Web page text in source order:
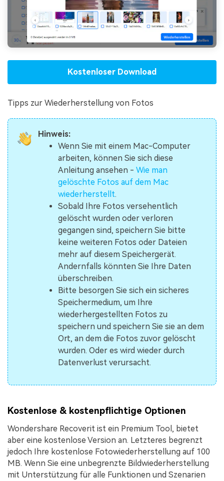
Kostenloser Download
Tipps zur Wiederherstellung von Fotos
Hinweis:
Wenn Sie mit einem Mac-Computer
arbeiten, können Sie sich diese
Anleitung ansehen - Wie man
gelöschte Fotos auf dem Mac
wiederherstellt.
Sobald Ihre Fotos versehentlich
gelöscht wurden oder verloren
gegangen sind, speichern Sie bitte
keine weiteren Fotos oder Dateien
mehr auf diesem Speichergerät.
Andernfalls könnten Sie Ihre Daten
überschreiben.
Bitte besorgen Sie sich ein sicheres
Speichermedium, um Ihre
wiederhergestellten Fotos zu
speichern und speichern Sie sie an dem
Ort, an dem die Fotos zuvor gelöscht
wurden. Oder es wird wieder durch
Datenverlust verursacht.
Kostenlose & kostenpflichtige Optionen
Wondershare Recoverit ist ein Premium Tool, bietet
aber eine kostenlose Version an. Letzteres begrenzt
jedoch Ihre kostenlose Fotowiederherstellung auf 100
MB. Wenn Sie eine unbegrenzte Bildwiederherstellung
mit Unterstützung für alle Funktionen und Szenarien